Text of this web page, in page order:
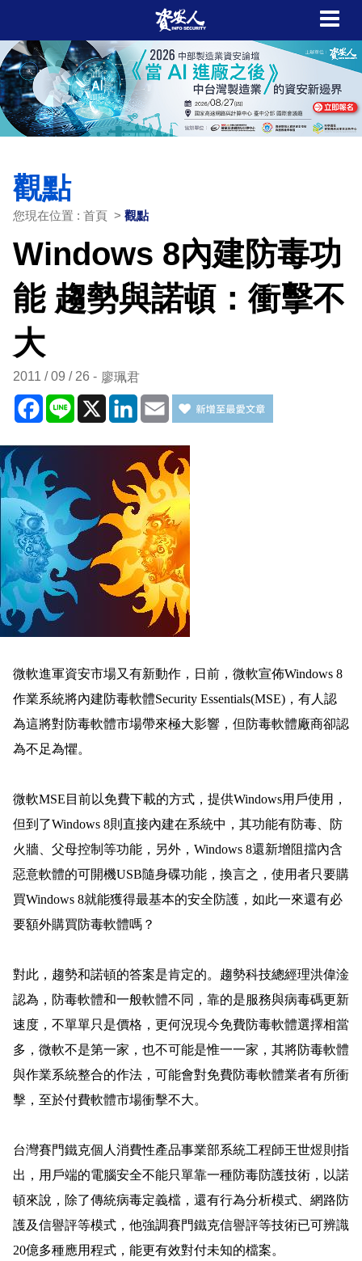
觀點
您現在位置 : 首頁 > 觀點
Windows 8內建防毒功
能 趨勢與諾頓：衝擊不
大
2011 / 09 / 26 廖珮君
Facebook
Line X LinkedIn
Email
微軟進軍資安市場又有新動作，日前，微軟宣佈Windows 8
作業系統將內建防毒軟體Security Essentials(MSE)，有人認
為這將對防毒軟體市場帶來極大影響，但防毒軟體廠商卻認
為不足為懼。
微軟MSE 目前以免費下載的方式，提供Windows用戶使用，
但到了Windows 8則直接內建在系統中，其功能有防毒、防
火牆、父母控制等功能，另外， Windows 8還新增阻擋內含
惡意軟體的可開機USB隨身碟功能，換言之，使用者只要購
買Windows 8就能獲得最基本的安全防護，如此一來還有必
要額外購買防毒軟體嗎？
對此，趨勢和諾頓的答案是肯定的。趨勢科技總經理洪偉淦
認為，防毒軟體和一般軟體不同，靠的是服務與病毒碼更新
速度，不單單只是價格，更何況現今免費防毒軟體選擇相當
多，微軟不是第一家，也不可能是惟一一家，其將防毒軟體
與作業系統整合的作法，可能會對免費防毒軟體業者有所衝
擊，至於付費軟體市場衝擊不大。
台灣賽門鐵克個人消費性產品事業部系統工程師王世煜則指
出，用戶端的電腦安全不能只單靠一種防毒防護技術，以諾
頓來說，除了傳統病毒定義檔，還有行為分析模式、網路防
護及信譽評等模式，他強調賽門鐵克信譽評等技術已可辨識
20億多種應用程式，能更有效對付未知的檔案。